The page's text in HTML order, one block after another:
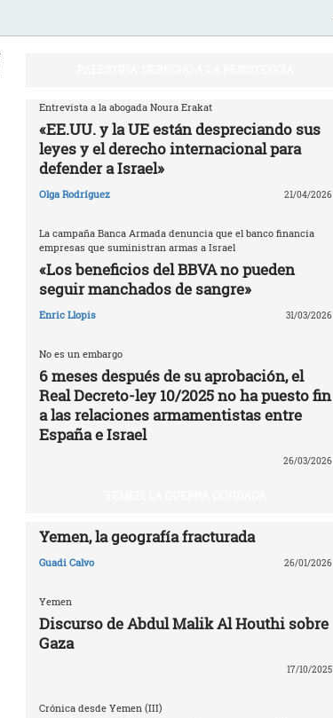
Entrevista a la abogada Noura Erakat
«EE.UU. y la UE están despreciando sus
leyes y el derecho internacional para
defender a Israel»
Olga Rodríguez 21/04/2026
La campaña Banca Armada denuncia que el banco financia
empresas que suministran armas a Israel
«Los beneficios del BBVA no pueden
seguir manchados de sangre»
Enric Llopis 31/03/2026
No es un embargo
6 meses después de su aprobación, el
Real Decreto-ley 10/2025 no ha puesto fin
a las relaciones armamentistas entre
España e Israel
26/03/2026
Yemen, la geografía fracturada
Guadi Calvo 26/01/2026
Yemen
Discurso de Abdul Malik Al Houthi sobre
Gaza
17/10/2025
Crónica desde Yemen (III)